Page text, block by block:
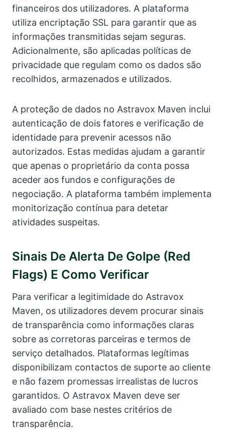
financeiros dos utilizadores. A plataforma
utiliza encriptação SSL para garantir que as
informações transmitidas sejam seguras.
Adicionalmente, são aplicadas políticas de
privacidade que regulam como os dados são
recolhidos, armazenados e utilizados.
A proteção de dados no Astravox Maven inclui
autenticação de dois fatores e verificação de
identidade para prevenir acessos não
autorizados. Estas medidas ajudam a garantir
que apenas o proprietário da conta possa
aceder aos fundos e configurações de
negociação. A plataforma também implementa
monitorização contínua para detetar
atividades suspeitas.
Sinais De Alerta De Golpe (red
Flags) E Como Verificar
Para verificar a legitimidade do Astravox
Maven, os utilizadores devem procurar sinais
de transparência como informações claras
sobre as corretoras parceiras e termos de
serviço detalhados. Plataformas legítimas
disponibilizam contactos de suporte ao cliente
e não fazem promessas irrealistas de lucros
garantidos. O Astravox Maven deve ser
avaliado com base nestes critérios de
transparência.